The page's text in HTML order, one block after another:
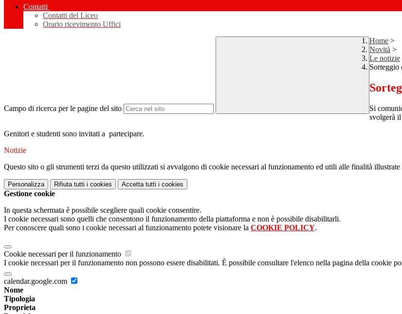
Contatti
Contatti del Liceo
Orario ricevimento Uffici
Campo di ricerca per le pagine del sito
Home >
Novità >
Le notizie
Sorteggio
Si
svolgerà
Genitori e studenti sono invitati a partecipare.
Notizie
Questo sito o gli strumenti terzi da questo utilizzati si avvalgono di cookie necessari al funzionamento ed utili alle finalità illustrate
Personalizza Rifiuta tutti i cookies Accetta tutti i cookies
Gestione cookie
In questa schermata è possibile scegliere quali cookie consentire.
I cookie necessari sono quelli che consentono il funzionamento della piattaforma e non è possibile disabilitarli.
Per conoscere quali sono i cookie necessari al funzionamento potete visionare la COOKIE POLICY.
Cookie necessari per il funzionamento
I cookie necessari per il funzionamento non possono essere disabilitati. È possibile consultare l'elenco nella pagina della cookie
calendar.google.com
Nome
Tipologia
Proprieta